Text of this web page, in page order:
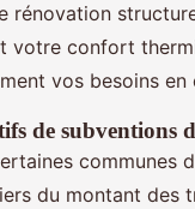
rénovation
votre confort
vos besoins en
de subventions
communes
du montant des